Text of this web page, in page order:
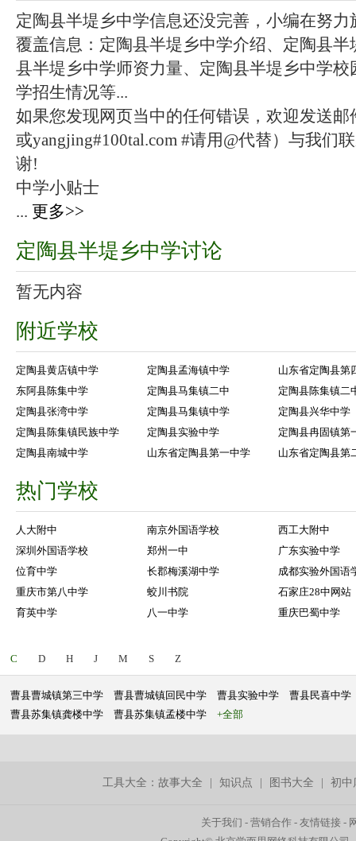
定陶县半堤乡中学信息还没完善，小编在努力
覆盖信息：定陶县半堤乡中学介绍、定陶县
县半堤乡中学师资力量、定陶县半堤乡中学
学招生情况等...
如果您发现网页当中的任何错误，欢迎发送邮
或yangjing#100tal.com #请用@代替）与我们
谢!
中学小贴士
... 更多>>
定陶县半堤乡中学讨论
暂无内容
附近学校
定陶县黄店镇中学 定陶县孟海镇中学
山东省定陶县第
东阿县陈集中学
定陶县马集镇二中
定陶县陈集镇二
定陶县张湾中学
定陶县马集镇中学
定陶县兴华中学
定陶县陈集镇民族中学
定陶县实验中学
定陶县冉固镇第
定陶县南城中学
山东省定陶县第一中学 山东省定陶县第
热门学校
人大附中 南京外国语学校
西工大附中
深圳外国语学校
郑州一中
广东实验中学
位育中学
长郡梅溪湖中学
成都实验外国语
重庆市第八中学
蛟川书院
石家庄28中网站
育英中学
八一中学 重庆巴蜀中学
C D H J M S Z
曹县曹城镇第三中学 曹县曹城镇回民中学 曹县实验中学
曹县民喜中学
曹县苏集镇龚楼中学
曹县苏集镇孟楼中学 +全部
工具大全：故事大全 |知识点 图书大全 |初中
关于我们 -营销合作 -友情链接 -